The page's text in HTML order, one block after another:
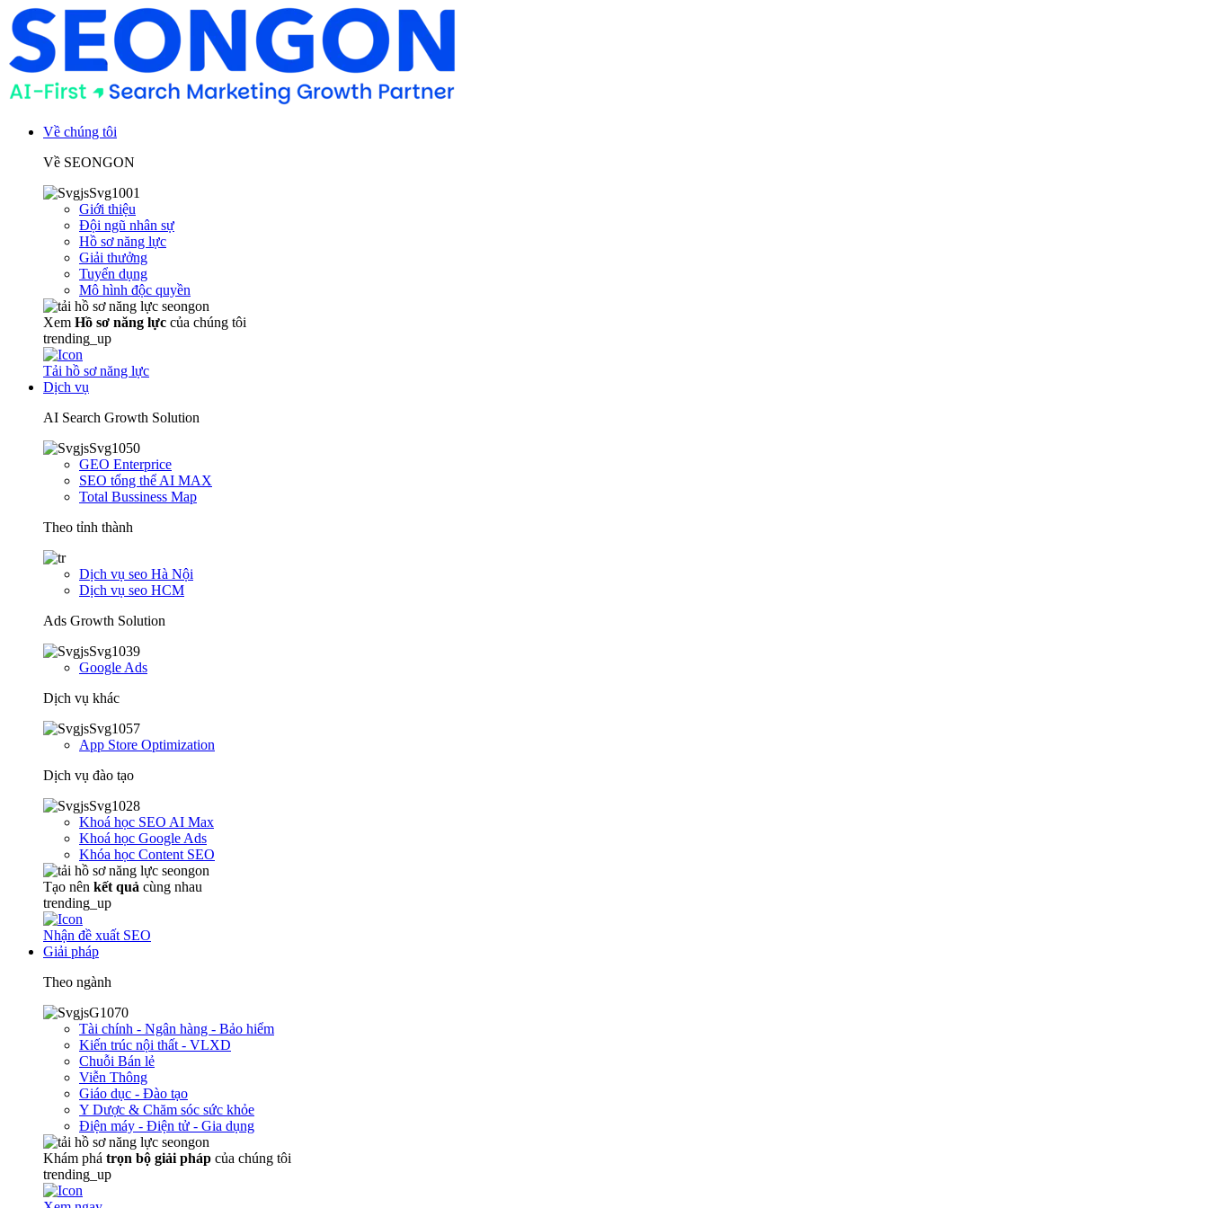
Về chúng tôi
Về SEONGON
Giới thiệu
Đội ngũ nhân sự
Hồ sơ năng lực
Giải thưởng
Tuyển dụng
Mô hình độc quyền
Xem Hồ sơ năng lực của chúng tôi
trending_up
Tải hồ sơ năng lực
Dịch vụ
AI Search Growth Solution
GEO Enterprice
SEO tổng thể AI MAX
Total Bussiness Map
Theo tỉnh thành
Dịch vụ seo Hà Nội
Dịch vụ seo HCM
Ads Growth Solution
Google Ads
Dịch vụ khác
App Store Optimization
Dịch vụ đào tạo
Khoá học SEO AI Max
Khoá học Google Ads
Khóa học Content SEO
Tạo nên kết quả cùng nhau
trending_up
Nhận đề xuất SEO
Giải pháp
Theo ngành
Tài chính - Ngân hàng - Bảo hiểm
Kiến trúc nội thất - VLXD
Chuỗi Bán lẻ
Viễn Thông
Giáo dục - Đào tạo
Y Dược & Chăm sóc sức khỏe
Điện máy - Điện tử - Gia dụng
Khám phá trọn bộ giải pháp của chúng tôi
trending_up